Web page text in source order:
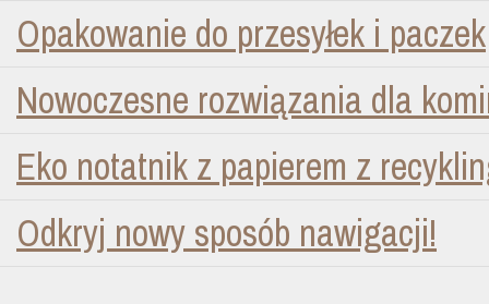
Opakowanie do przesyłek i paczek
Nowoczesne rozwiązania dla
Eko notatnik z papierem z
Odkryj nowy sposób nawigacji!